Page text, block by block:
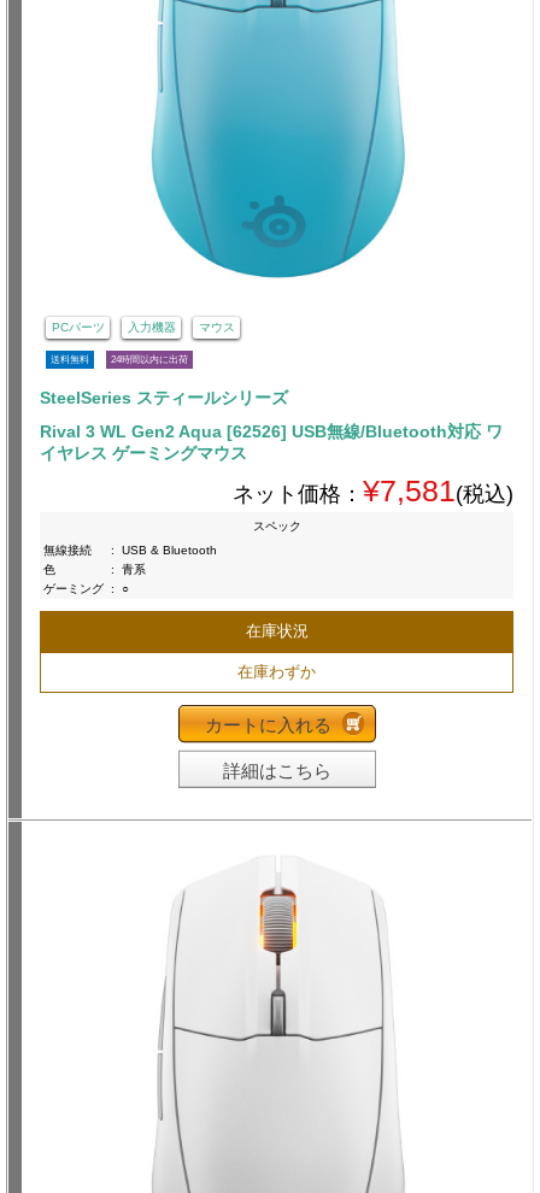
PCパーツ 入力機器 マウス
送料無料 24時間以内に出荷
SteelSeries スティールシリーズ
Rival 3 WL Gen2 Aqua [62526] USB無線/Bluetooth対応 ワ
イヤレス ゲーミングマウス
ネット価格： ¥7,581 (税込)
スペック
無線接続
:
USB & Bluetooth
色
:
青系
ゲーミング : ○
在庫状況
在庫わずか
カートに入れる
詳細はこちら